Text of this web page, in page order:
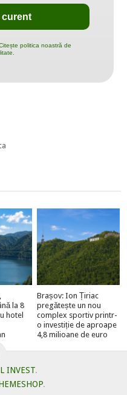
politica noastră de
la 8
hotel
Brașov: Ion Țiriac
pregătește un nou
complex sportiv printr-
o investiție de aproape
4,8 milioane de euro
INVEST.
.